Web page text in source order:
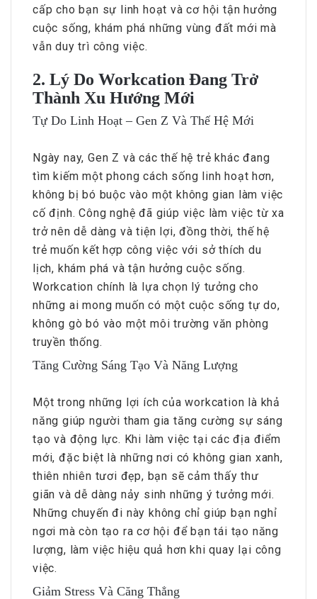
cấp cho bạn sự linh hoạt và cơ hội tận hưởng
cuộc sống, khám phá những vùng đất mới mà
vẫn duy trì công việc.
2. Lý Do Workcation Đang Trở
Thành Xu Hướng Mới
Tự Do Linh Hoạt – Gen Z Và Thế Hệ Mới
Ngày nay, Gen Z và các thế hệ trẻ khác đang
tìm kiếm một phong cách sống linh hoạt hơn,
không bị bó buộc vào một không gian làm việc
cố định. Công nghệ đã giúp việc làm việc từ xa
trở nên dễ dàng và tiện lợi, đồng thời, thế hệ
trẻ muốn kết hợp công việc với sở thích du
lịch, khám phá và tận hưởng cuộc sống.
Workcation chính là lựa chọn lý tưởng cho
những ai mong muốn có một cuộc sống tự do,
không gò bó vào một môi trường văn phòng
truyền thống.
Tăng Cường Sáng Tạo Và Năng Lượng
Một trong những lợi ích của workcation là khả
năng giúp người tham gia tăng cường sự sáng
tạo và động lực. Khi làm việc tại các địa điểm
mới, đặc biệt là những nơi có không gian xanh,
thiên nhiên tươi đẹp, bạn sẽ cảm thấy thư
giãn và dễ dàng nảy sinh những ý tưởng mới.
Những chuyến đi này không chỉ giúp bạn nghỉ
ngơi mà còn tạo ra cơ hội để bạn tái tạo năng
lượng, làm việc hiệu quả hơn khi quay lại công
việc.
Giảm Stress Và Căng Thẳng